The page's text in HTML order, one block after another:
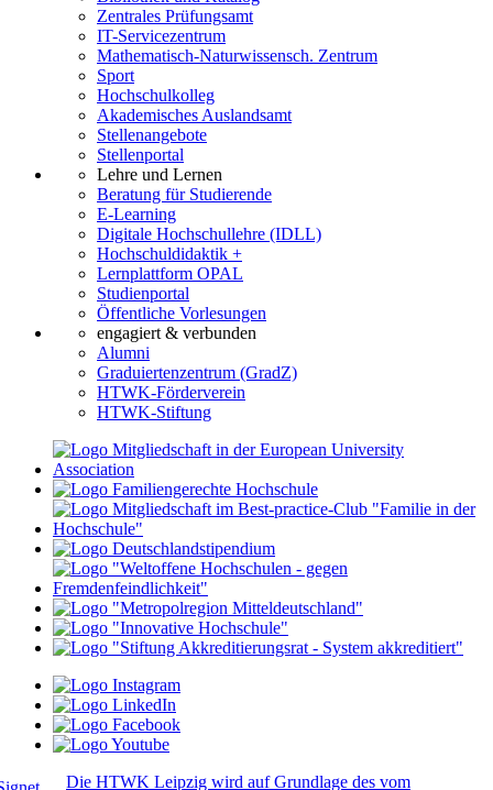
Zentrales Prüfungsamt
IT-Servicezentrum
Mathematisch-Naturwissensch. Zentrum
Sport
Hochschulkolleg
Akademisches Auslandsamt
Stellenangebote
Stellenportal
Lehre und Lernen
Beratung für Studierende
E-Learning
Digitale Hochschullehre (IDLL)
Hochschuldidaktik +
Lernplattform OPAL
Studienportal
Öffentliche Vorlesungen
engagiert & verbunden
Alumni
Graduiertenzentrum (GradZ)
HTWK-Förderverein
HTWK-Stiftung
Die HTWK Leipzig wird auf Grundlage des vom